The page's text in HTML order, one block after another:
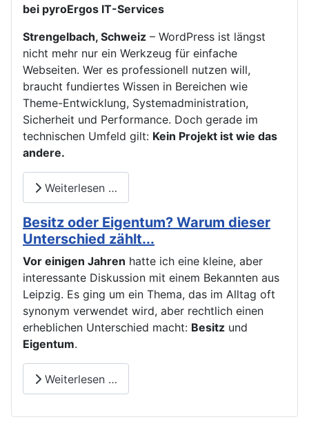
bei pyroErgos IT-Services
Strengelbach, Schweiz – WordPress ist längst
nicht mehr nur ein Werkzeug für einfache
Webseiten. Wer es professionell nutzen will,
braucht fundiertes Wissen in Bereichen wie
Theme-Entwicklung, Systemadministration,
Sicherheit und Performance. Doch gerade im
technischen Umfeld gilt: Kein Projekt ist wie das
andere.
Weiterlesen …
Besitz oder Eigentum? Warum dieser
Unterschied zählt...
Vor einigen Jahren hatte ich eine kleine, aber
interessante Diskussion mit einem Bekannten aus
Leipzig. Es ging um ein Thema, das im Alltag oft
synonym verwendet wird, aber rechtlich einen
erheblichen Unterschied macht: Besitz und
Eigentum.
Weiterlesen …